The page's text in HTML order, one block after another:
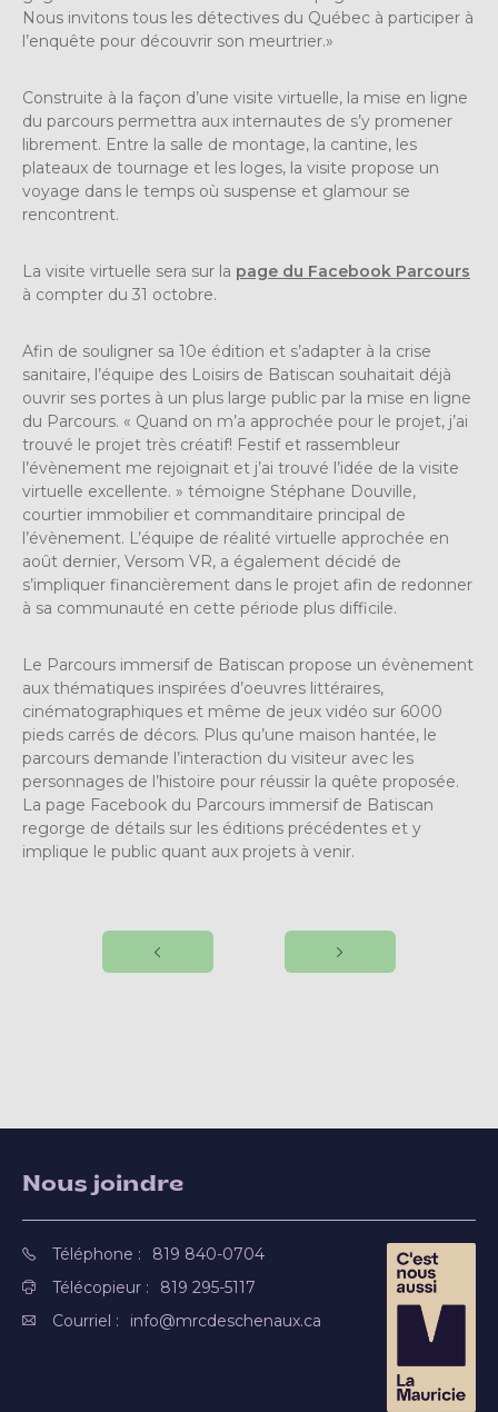
Nous invitons tous les détectives du Québec à participer à
l’enquête pour découvrir son meurtrier.»
Construite à la façon d’une visite virtuelle, la mise en ligne
du parcours permettra aux internautes de s’y promener
librement. Entre la salle de montage, la cantine, les
plateaux de tournage et les loges, la visite propose un
voyage dans le temps où suspense et glamour se
rencontrent.
La visite virtuelle sera sur la page du Facebook Parcours
à compter du 31 octobre.
Afin de souligner sa 10e édition et s’adapter à la crise
sanitaire, l’équipe des Loisirs de Batiscan souhaitait déjà
ouvrir ses portes à un plus large public par la mise en ligne
du Parcours. « Quand on m’a approchée pour le projet, j’ai
trouvé le projet très créatif! Festif et rassembleur
l’évènement me rejoignait et j’ai trouvé l’idée de la visite
virtuelle excellente. » témoigne Stéphane Douville,
courtier immobilier et commanditaire principal de
l’évènement. L’équipe de réalité virtuelle approchée en
août dernier, Versom VR, a également décidé de
s’impliquer financièrement dans le projet afin de redonner
à sa communauté en cette période plus difficile.
Le Parcours immersif de Batiscan propose un évènement
aux thématiques inspirées d’oeuvres littéraires,
cinématographiques et même de jeux vidéo sur 6000
pieds carrés de décors. Plus qu’une maison hantée, le
parcours demande l’interaction du visiteur avec les
personnages de l’histoire pour réussir la quête proposée.
La page Facebook du Parcours immersif de Batiscan
regorge de détails sur les éditions précédentes et y
implique le public quant aux projets à venir.
Nous joindre
Téléphone :
819 840-0704
Télécopieur :
819 295-5117
Courriel :
info@mrcdeschenaux.ca